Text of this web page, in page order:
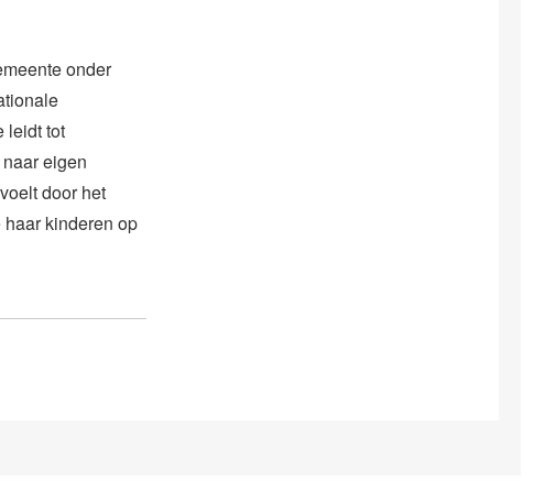
onder
leidt tot
eigen
door het
kinderen op